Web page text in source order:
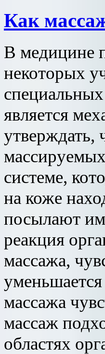
Как
В медицине
некоторых
является
утверждать,
системе,
на коже
посылают
реакция
массажа,
уменьшается
массажа
массаж
областях